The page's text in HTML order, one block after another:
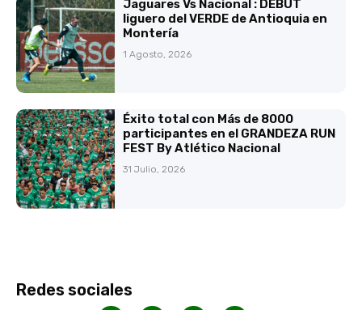
Jaguares Vs Nacional : DEBUT
liguero del VERDE de Antioquia en
Montería
1 Agosto, 2026
Éxito total con Más de 8000
participantes en el GRANDEZA RUN
FEST By Atlético Nacional
31 Julio, 2026
Redes sociales